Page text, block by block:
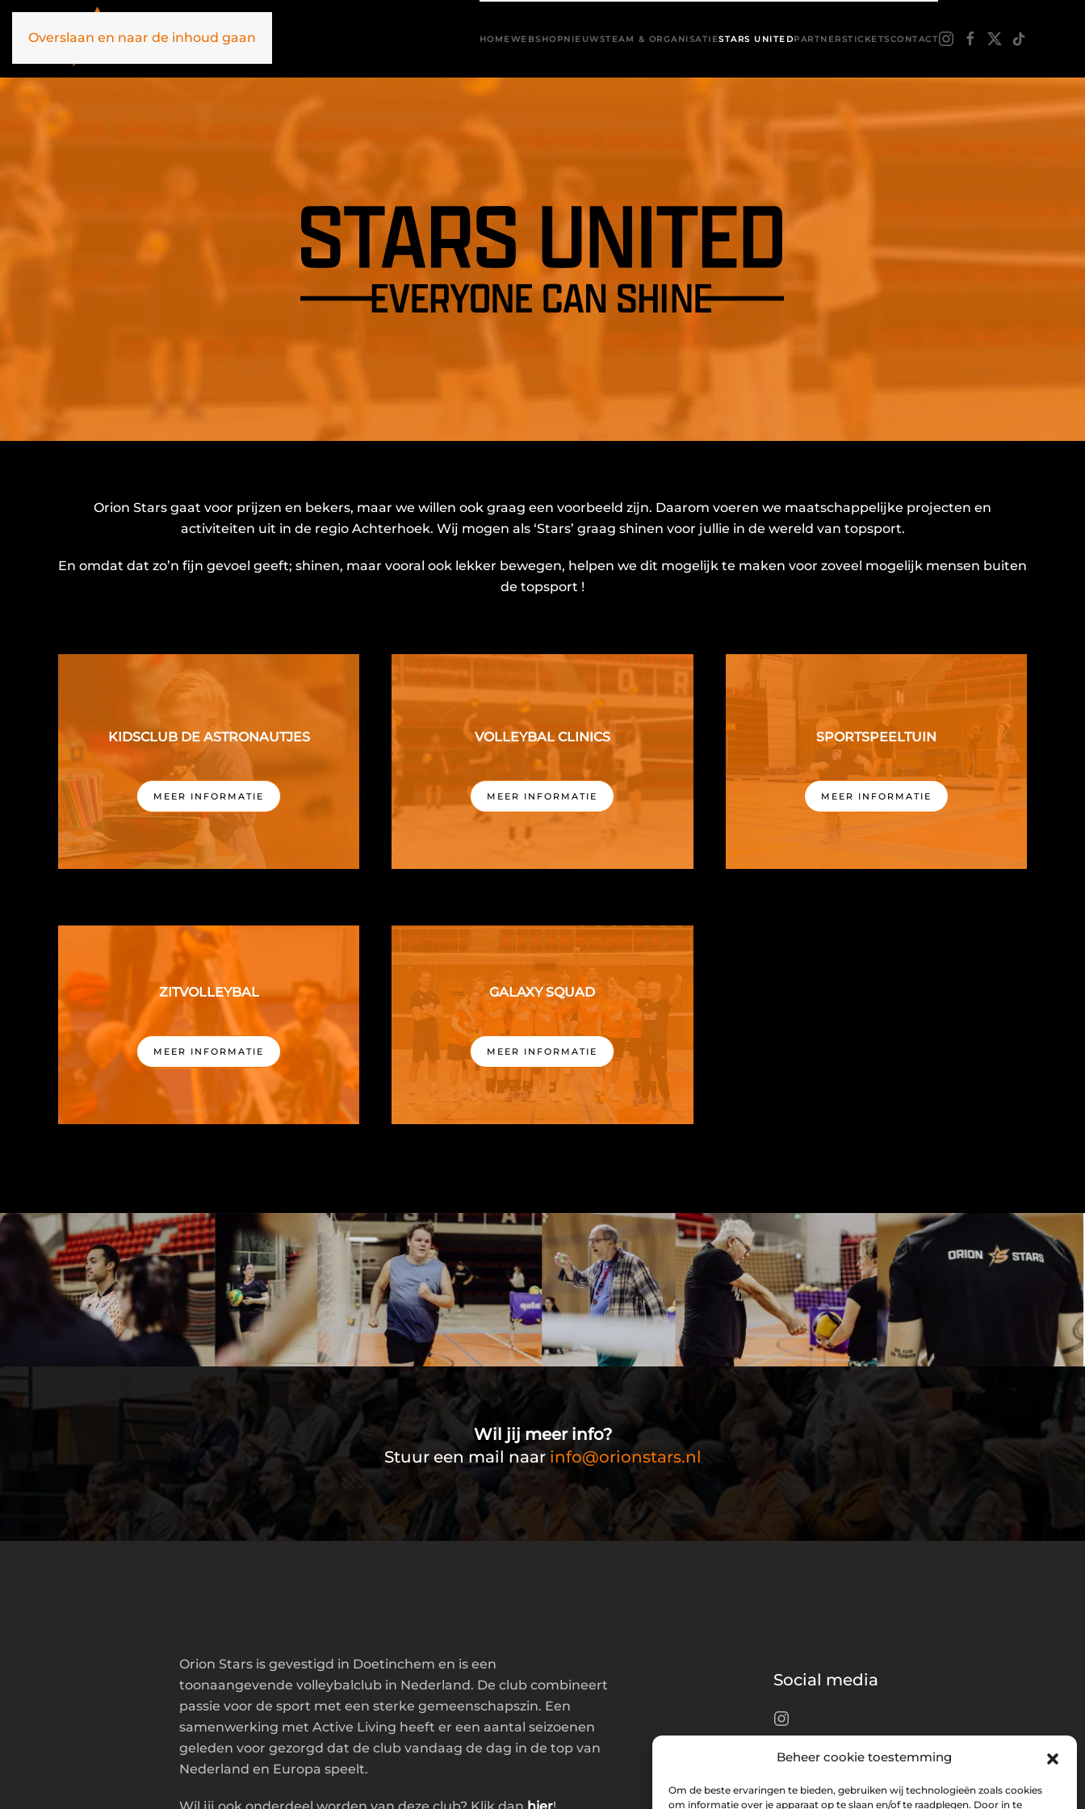
Beheer cookie toestemming
Om de beste ervaringen te bieden, gebruiken wij technologieën zoals cookies
om informatie over je apparaat op te slaan en/of te raadplegen. Door in te
Overslaan en naar de inhoud gaan HOMEWEBSHOPNIEUWSTEAM & ORGANISATIESTARS UNITEDPARTNERSTICKETSCONTACT
Orion Stars gaat voor prijzen en bekers, maar we willen ook graag een voorbeeld zijn. Daarom voeren we maatschappelijke projecten en
activiteiten uit in de regio Achterhoek. Wij mogen als ‘Stars’ graag shinen voor jullie in de wereld van topsport.
En omdat dat zo’n fijn gevoel geeft; shinen, maar vooral ook lekker bewegen, helpen we dit mogelijk te maken voor zoveel mogelijk mensen buiten
de topsport !
KIDSCLUB DE ASTRONAUTJES
MEER INFORMATIE
VOLLEYBAL CLINICS
MEER INFORMATIE
SPORTSPEELTUIN
MEER INFORMATIE
ZITVOLLEYBAL
MEER INFORMATIE
GALAXY SQUAD
MEER INFORMATIE
READ MORE
Wil jij meer info?
Stuur een mail naar info@orionstars.nl
Orion Stars is gevestigd in Doetinchem en is een
toonaangevende volleybalclub in Nederland. De club combineert
passie voor de sport met een sterke gemeenschapszin. Een
samenwerking met Active Living heeft er een aantal seizoenen
geleden voor gezorgd dat de club vandaag de dag in de top van
Nederland en Europa speelt.
Social media